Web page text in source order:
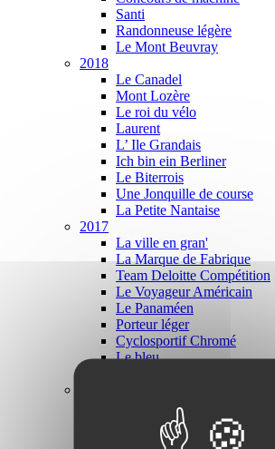
Santi
Randonneuse légère
Le Mont Beuvray
2018
Le Canadel
Mont Lozère
Le roi du vélo
Laurent
L’ Ile Grandais
Ich bin ein Berliner
Le Biterrois
Une Jonquille de course
La Petite Nantaise
2017
La ville en gran'
La Marque de Fabrique
Team Deloitte Compétition
Le Voyageur Américain
Le Panaméen
Porteur léger
Cyclosportif Chromé
Le bleu
Bleu électrique
Randonneuse de classe